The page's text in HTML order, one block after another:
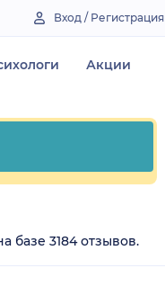
Вход / Регистрация
Акции
базе 3184 отзывов.